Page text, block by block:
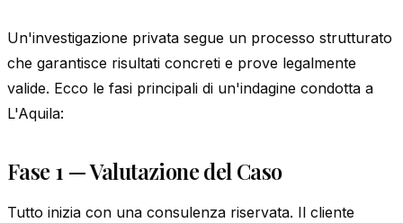
Un'investigazione privata segue un processo strutturato
che garantisce risultati concreti e prove legalmente
valide. Ecco le fasi principali di un'indagine condotta a
L'Aquila:
Fase 1 — Valutazione del Caso
Tutto inizia con una consulenza riservata. Il cliente